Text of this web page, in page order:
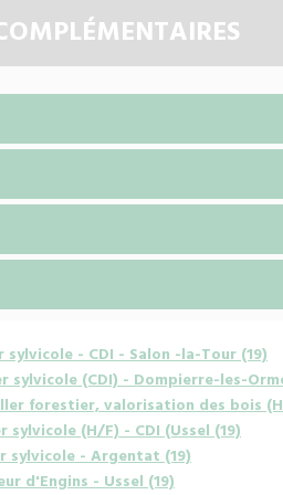
- CDI - Salon -la-Tour (19)
sylvicole (CDI) - Dompierre-les-
forestier, valorisation des bois (H/
(H/F) - CDI (Ussel (19)
sylvicole - Argentat (19)
d'Engins - Ussel (19)